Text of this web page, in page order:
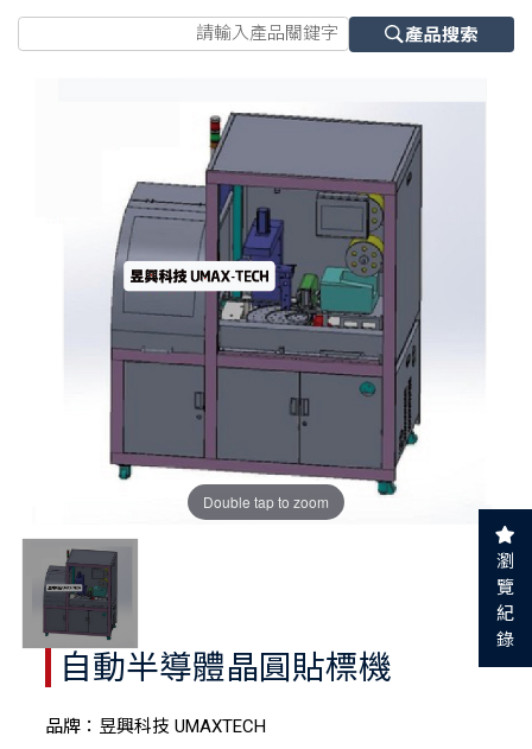
瀏
覽
紀
錄
Double tap to zoom
自動半導體晶圓貼標機
品牌：昱興科技 UMAXTECH